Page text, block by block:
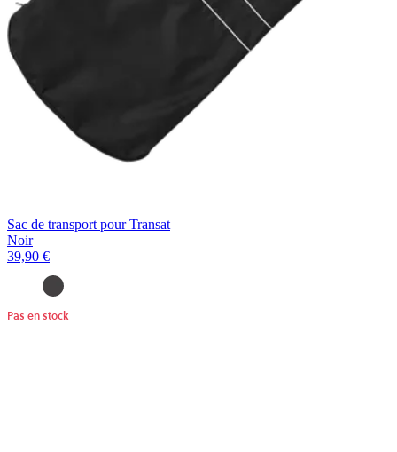
Sac de transport pour Transat
Noir
39,90 €
Pas en stock